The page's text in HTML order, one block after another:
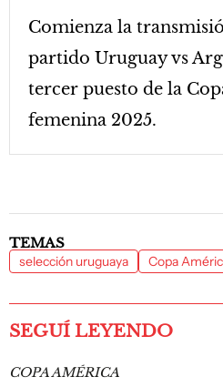
Comienza la
partido Uruguay vs
tercer puesto de la
femenina 2025.
TEMAS
selección uruguaya Copa
SEGUÍ LEYENDO
COPA AMÉRICA